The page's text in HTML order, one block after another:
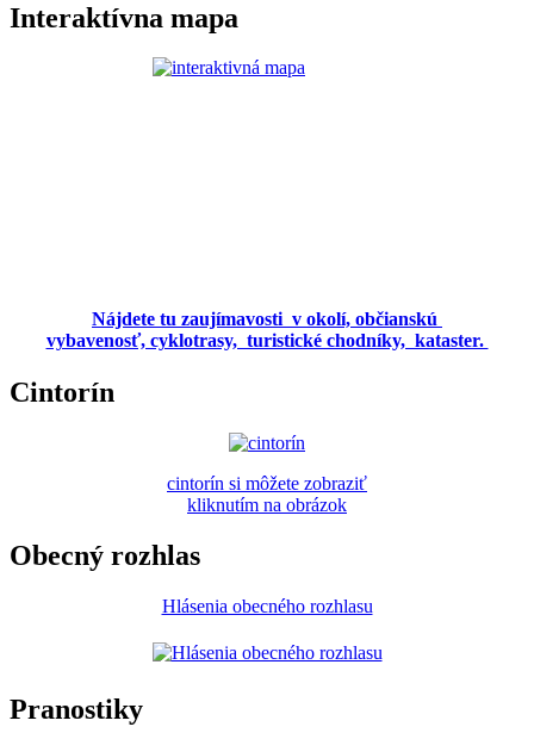
Interaktívna mapa
Nájdete tu zaujímavosti v okolí, občianskú
vybavenosť, cyklotrasy, turistické chodníky, kataster.
Cintorín
cintorín si môžete zobraziť
kliknutím na obrázok
Obecný rozhlas
Hlásenia obecného rozhlasu
Pranostiky